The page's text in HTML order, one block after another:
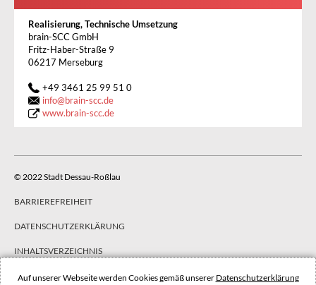
Auf unserer Webseite werden Cookies gemäß unserer Datenschutzerklärung
Realisierung, Technische Umsetzung
brain-SCC GmbH
Fritz-Haber-Straße 9
06217 Merseburg
+49 3461 25 99 51 0
info@brain-scc.de
www.brain-scc.de
© 2022 Stadt Dessau-Roßlau
BARRIEREFREIHEIT
DATENSCHUTZERKLÄRUNG
INHALTSVERZEICHNIS
IMPRESSUM